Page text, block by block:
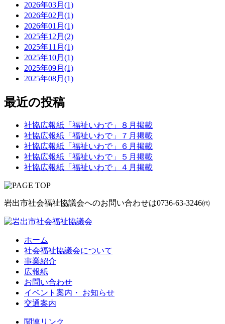
2026年03月(1)
2026年02月(1)
2026年01月(1)
2025年12月(2)
2025年11月(1)
2025年10月(1)
2025年09月(1)
2025年08月(1)
最近の投稿
社協広報紙「福祉いわで」８月掲載
社協広報紙「福祉いわで」７月掲載
社協広報紙「福祉いわで」６月掲載
社協広報紙「福祉いわで」５月掲載
社協広報紙「福祉いわで」４月掲載
岩出市社会福祉協議会へのお問い合わせは0736-63-3246㈹
ホーム
社会福祉協議会について
事業紹介
広報紙
お問い合わせ
イベント案内・ お知らせ
交通案内
関連リンク